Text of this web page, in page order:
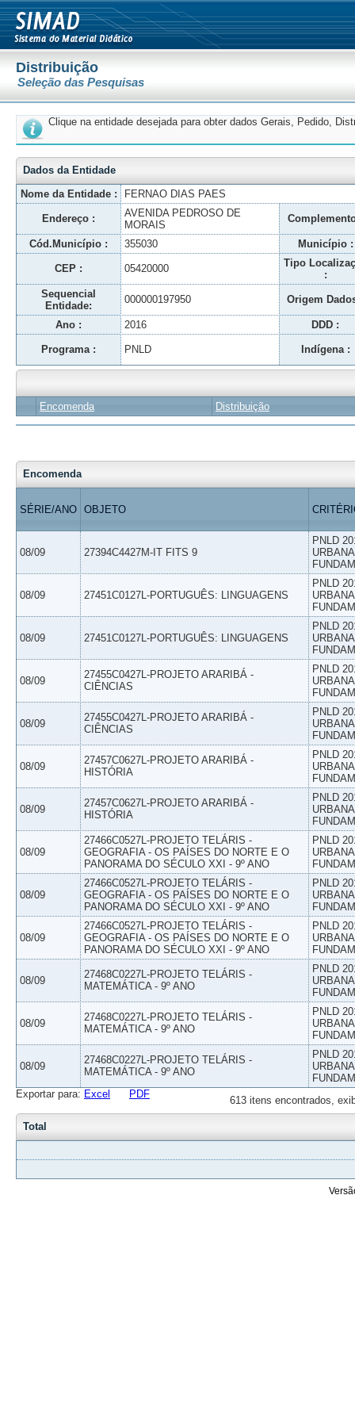
Distribuição
Seleção das Pesquisas
Clique na entidade desejada para obter dados Gerais, Pedido,
Dados da Entidade
Nome da Entidade :
FERNAO DIAS PAES
Endereço :
AVENIDA PEDROSO DE
MORAIS
Cód.Município : 355030 Município :
CEP : 05420000
Tipo
:
Sequencial
Entidade:
000000197950 Origem
Ano : 2016 DDD :
Programa : PNLD Indígena :
Encomenda Distribuição
Encomenda
SÉRIE/ANO OBJETO
08/09 27394C4427M-IT FITS 9
PNLD
08/09 27451C0127L-PORTUGUÊS: LINGUAGENS
PNLD
08/09 27451C0127L-PORTUGUÊS: LINGUAGENS
PNLD
08/09
27455C0427L-PROJETO ARARIBÁ -
CIÊNCIAS
PNLD
08/09
27455C0427L-PROJETO ARARIBÁ -
CIÊNCIAS
PNLD
08/09
27457C0627L-PROJETO ARARIBÁ -
HISTÓRIA
PNLD
08/09
27457C0627L-PROJETO ARARIBÁ -
HISTÓRIA
PNLD
08/09
27466C0527L-PROJETO TELÁRIS -
GEOGRAFIA - OS PAÍSES DO NORTE E O
PANORAMA DO SÉCULO XXI - 9º ANO
PNLD
08/09
27466C0527L-PROJETO TELÁRIS -
GEOGRAFIA - OS PAÍSES DO NORTE E O
PANORAMA DO SÉCULO XXI - 9º ANO
PNLD
08/09
27466C0527L-PROJETO TELÁRIS -
GEOGRAFIA - OS PAÍSES DO NORTE E O
PANORAMA DO SÉCULO XXI - 9º ANO
PNLD
08/09
27468C0227L-PROJETO TELÁRIS -
MATEMÁTICA - 9º ANO
PNLD
08/09
27468C0227L-PROJETO TELÁRIS -
MATEMÁTICA - 9º ANO
PNLD
08/09
27468C0227L-PROJETO TELÁRIS -
MATEMÁTICA - 9º ANO
PNLD
613 itens encontrados,
Exportar para: Excel PDF
Total